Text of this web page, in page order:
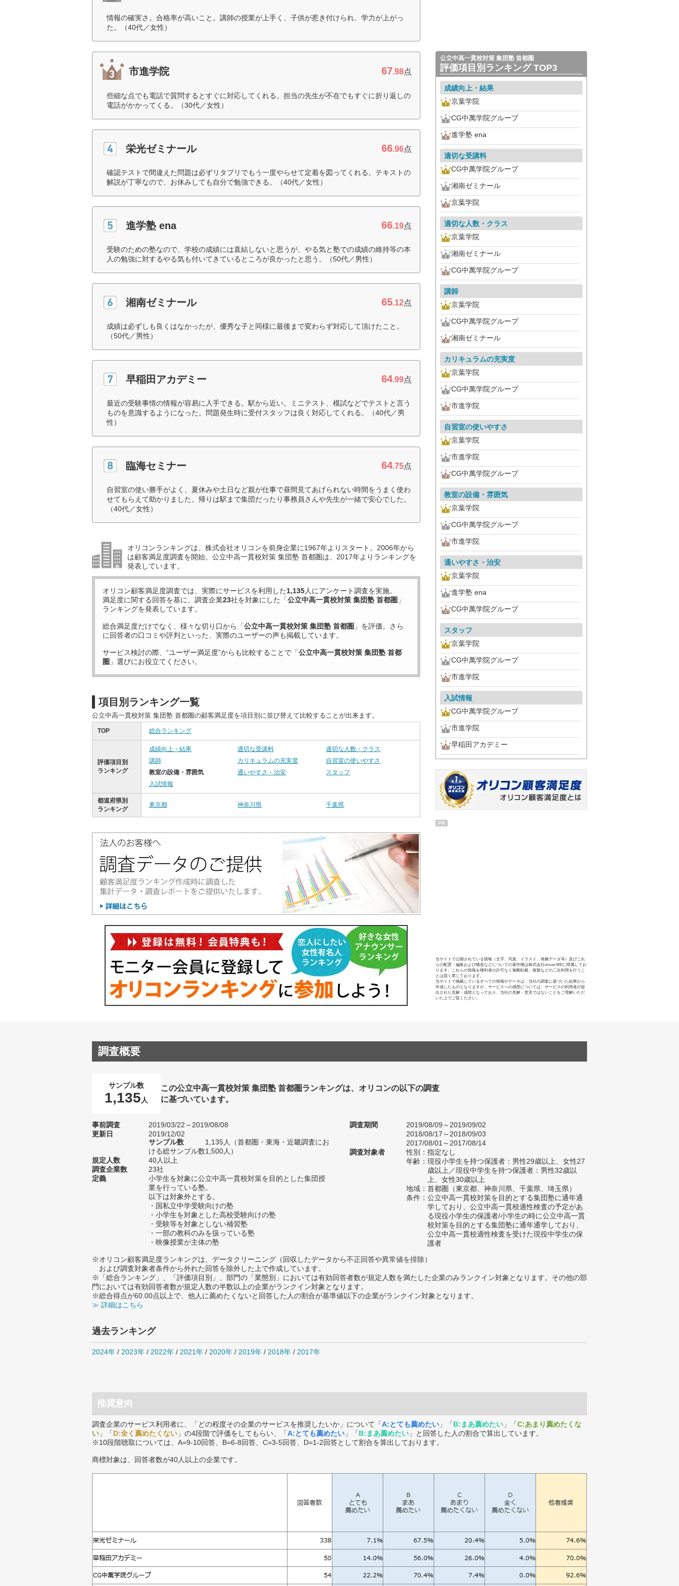
情報の確実さ。合格率が高いこと。講師の授業が上手く、子供が惹き付けられ、学力が上がっ
た。（40代／女性）
市進学院 67.98点
些細な点でも電話で質問するとすぐに対応してくれる。担当の先生が不在でもすぐに折り返しの
電話がかかってくる。（30代／女性）
栄光ゼミナール 66.96点
確認テストで間違えた問題は必ずリタプリでもう一度やらせて定着を図ってくれる。テキストの
解説が丁寧なので、お休みしても自分で勉強できる。（40代／女性）
進学塾 ena 66.19点
受験のための塾なので、学校の成績には直結しないと思うが、やる気と塾での成績の維持等の本
人の勉強に対するやる気も付いてきているところが良かったと思う。（50代／男性）
湘南ゼミナール 65.12点
成績は必ずしも良くはなかったが、優秀な子と同様に最後まで変わらず対応して頂けたこと。
（50代／男性）
早稲田アカデミー 64.99点
最近の受験事情の情報が容易に入手できる。駅から近い。ミニテスト、模試などでテストと言う
ものを意識するようになった。問題発生時に受付スタッフは良く対応してくれる。（40代／男
性）
臨海セミナー 64.75点
自習室の使い勝手がよく、夏休みや土日など親が仕事で昼間見てあげられない時間をうまく使わ
せてもらえて助かりました。帰りは駅まで集団だったり事務員さんや先生が一緒で安心でした。
（40代／女性）
オリコンランキングは、株式会社オリコンを前身企業に1967年よりスタート。2006年から
は顧客満足度調査を開始。公立中高一貫校対策 集団塾 首都圏は、2017年よりランキングを
発表しています。
オリコン顧客満足度調査では、実際にサービスを利用した1,135人にアンケート調査を実施。
満足度に関する回答を基に、調査企業23社を対象にした「公立中高一貫校対策 集団塾 首都圏 」
ランキングを発表しています。
総合満足度だけでなく、様々な切り口から「公立中高一貫校対策 集団塾 首都圏 」を評価。さら
に回答者の口コミや評判といった、実際のユーザーの声も掲載しています。
サービス検討の際、“ユーザー満足度”からも比較することで「公立中高一貫校対策 集団塾 首都
圏 」選びにお役立てください。
項目別ランキング一覧
公立中高一貫校対策 集団塾 首都圏の顧客満足度を項目別に並び替えて比較することが出来ます。
TOP 総合ランキング
評価項目別
ランキング
成績向上・結果 適切な受講料
適切な人数・クラス
講師
カリキュラムの充実度
自習室の使いやすさ
教室の設備・雰囲気
通いやすさ・治安
スタッフ
入試情報
都道府県別
ランキング
東京都 神奈川県 千葉県
公立中高一貫校対策 集団塾 首都圏
評価項目別ランキング TOP3
成績向上・結果
京葉学院
CG中萬学院グループ
進学塾 ena
適切な受講料
CG中萬学院グループ
湘南ゼミナール
京葉学院
適切な人数・クラス
京葉学院
湘南ゼミナール
CG中萬学院グループ
講師
京葉学院
CG中萬学院グループ
湘南ゼミナール
カリキュラムの充実度
京葉学院
CG中萬学院グループ
市進学院
自習室の使いやすさ
京葉学院
市進学院
CG中萬学院グループ
教室の設備・雰囲気
京葉学院
CG中萬学院グループ
市進学院
通いやすさ・治安
京葉学院
進学塾 ena
CG中萬学院グループ
スタッフ
京葉学院
CG中萬学院グループ
市進学院
入試情報
CG中萬学院グループ
市進学院
早稲田アカデミー
PR
当サイトで公開されている情報（文字、写真、イラスト、画像データ等）及びこれ
らの配置・編集および構造などについての著作権は株式会社oricon MEに帰属してお
ります。これらの情報を権利者の許可なく無断転載・複製などの二次利用を行うこ
とは固く禁じております。
当サイトで掲載しているすべての情報やデータは、当社の調査に基づいた結果から
作成したものとなりますが、サービスへの感想については、サービスの利用者が提
出された見解・感想となっており、当社の見解・意見ではないことをご理解いただ
いた上でご覧ください。
調査概要
サンプル数
1,135 人
この公立中高一貫校対策 集団塾 首都圏ランキングは、オリコンの以下の調査
に基づいています。
事前調査
2019/03/22～2019/08/08
更新日
2019/12/02
サンプル数
1,135人（首都圏・東海・近畿調査にお
ける総サンプル数1,500人）
規定人数
40人以上
調査企業数
23社
定義
小学生を対象に公立中高一貫校対策を目的とした集団授
業を行っている塾。
以下は対象外とする。
・国私立中学受験向けの塾
・小学生を対象とした高校受験向けの塾
・受験等を対象としない補習塾
・一部の教科のみを扱っている塾
・映像授業が主体の塾
調査期間
2019/08/09～2019/09/02
2018/08/17～2018/09/03
2017/08/01～2017/08/14
調査対象者
性別：指定なし
年齢：現役小学生を持つ保護者：男性29歳以上、女性27
歳以上／現役中学生を持つ保護者：男性32歳以
上、女性30歳以上
地域：首都圏（東京都、神奈川県、千葉県、埼玉県）
条件：公立中高一貫校対策を目的とする集団塾に通年通
学しており、公立中高一貫校適性検査の予定があ
る現役小学生の保護者/小学生の時に公立中高一貫
校対策を目的とする集団塾に通年通学しており、
公立中高一貫校適性検査を受けた現役中学生の保
護者
※オリコン顧客満足度ランキングは、データクリーニング（回収したデータから不正回答や異常値を排除）
および調査対象者条件から外れた回答を除外した上で作成しています。
※「総合ランキング」、「評価項目別」、部門の「業態別」においては有効回答者数が規定人数を満たした企業のみランクイン対象となります。その他の部
門においては有効回答者数が規定人数の半数以上の企業がランクイン対象となります。
※総合得点が60.00点以上で、他人に薦めたくないと回答した人の割合が基準値以下の企業がランクイン対象となります。
≫ 詳細はこちら
過去ランキング
2024年 / 2023年 / 2022年 / 2021年 / 2020年 / 2019年 / 2018年 / 2017年
推奨意向
調査企業のサービス利用者に、「どの程度その企業のサービスを推奨したいか」について「A:とても薦めたい 」「B:まあ薦めたい 」「C:あまり薦めたくな
い 」「D:全く薦めたくない 」の4段階で評価をしてもらい、「A:とても薦めたい 」「B:まあ薦めたい 」と回答した人の割合で算出しています。
※10段階聴取については、A=9-10回答、B=6-8回答、C=3-5回答、D=1-2回答として割合を算出しております。
商標対象は、回答者数が40人以上の企業です。